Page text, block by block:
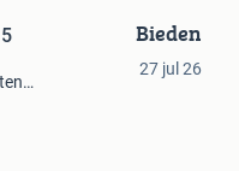
Bieden
27 jul 26